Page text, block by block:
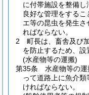
に付帯施設を整備
良好な管理をする
エ等の昆虫を発生
ればならない。
2
町長は、畜舎及び
を防止するため、設
(水産物等の運搬)
第35条
水産物等の
って道路上に魚介
ければならない。